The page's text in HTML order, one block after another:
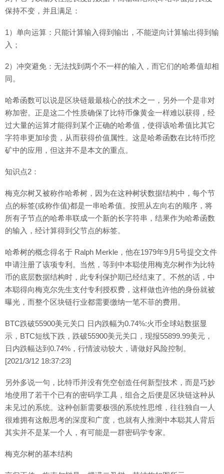
保持不变，并且满足：
1）单向运算：只能计算输入得到输出，不能逆向计算输出得到输
入；
2）冲突避免：无法找到两个不一样的输入，而它们的哈希值却相
同。
哈希函数可以说是区块链最最核心的技术之一，另外一个是非对
称加密。正是这二个性质确保了比特币像黄金一样难以获得，经
过大量的运算才能得到某个正确的哈希值，使得该哈希值比其它
字符串更加珍贵，从而获得价值属性。这是哈希函数在比特币挖
矿中的应用，但这并不是本文的重点。
知识点2：
梅克尔树又被称作哈希树，因为在这种树状数据结构中，每个节
点的标签(或称作值)都是一串哈希值。按照从左向右的顺序，将
所有子节点的哈希串联成一个新的长字符串，结果作为哈希函数
的输入，经计算得到父节点的标签。
哈希树的概念得名于 Ralph Merkle，他在1979年9月5号提交文件
申请注册了该项专利。当然，等到中本聪使用梅克尔树作为比特
币的底层数据结构时，此专利保护期已经结束了。不然的话，中
本聪得向梅克尔先生支付专利授权费，这样做也许他的身份就被
曝光，而整个区块链行业都需要缴纳一笔不菲的费用。
BTC跌破55900美元关口 日内跌幅为0.74%:火币全球站数据显
示，BTC短线下跌，跌破55900美元关口，现报55899.99美元，
日内跌幅达到0.74%，行情波动较大，请做好风险控制。
[2021/3/12 18:37:23]
另外多说一句，比特币并没有凭空创造任何新型技术，而是巧妙
地使用了若干个已有的密码学工具，组合之后便是区块链这种从
未见过的系统。这种创新需要极强的系统性思维，往往独自一人
很难拥有这般思考的深度和广度，也就有人推测中本聪其人背后
其实并不是某一个人，有可能是一群密码学专家。
梅克尔树的基本结构